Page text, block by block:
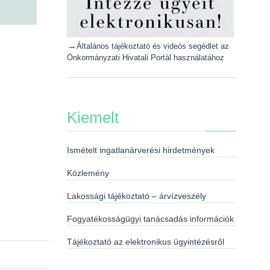
→ Általános tájékoztató és videós segédlet az
Önkormányzati Hivatali Portál használatához
Kiemelt
Ismételt ingatlanárverési hirdetmények
Közlemény
Lakossági tájékoztató – árvízveszély
Fogyatékosságügyi tanácsadás információk
Tájékoztató az elektronikus ügyintézésről